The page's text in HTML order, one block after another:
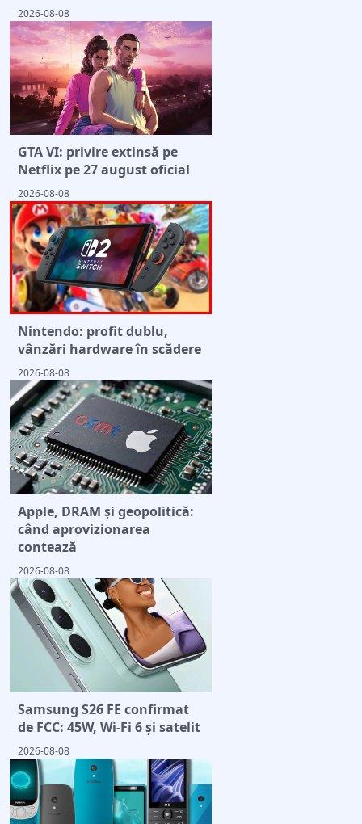
2026-08-08
GTA VI: privire extinsă pe
Netflix pe 27 august oficial
2026-08-08
Nintendo: profit dublu,
vânzări hardware în scădere
2026-08-08
Apple, DRAM și geopolitică:
când aprovizionarea
contează
2026-08-08
Samsung S26 FE confirmat
de FCC: 45W, Wi-Fi 6 și satelit
2026-08-08